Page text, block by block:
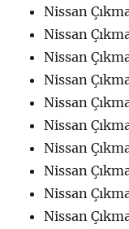
Nissan
Nissan
Nissan
Nissan
Nissan
Nissan
Nissan
Nissan
Nissan
Nissan